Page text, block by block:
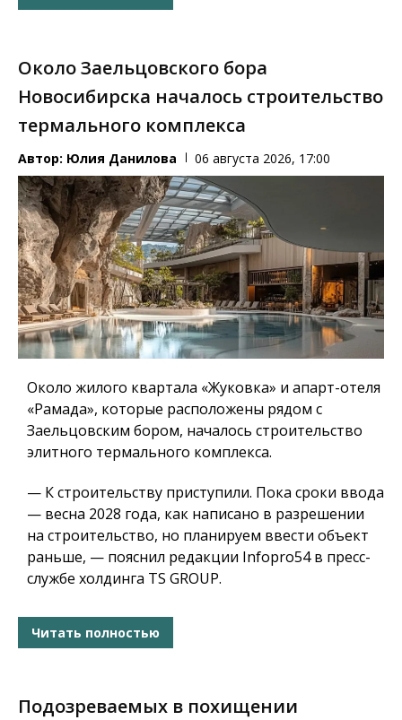
Около Заельцовского бора
Новосибирска началось строительство
термального комплекса
Автор: Юлия Данилова 06 августа 2026, 17:00
Около жилого квартала «Жуковка» и апарт-отеля
«Рамада», которые расположены рядом с
Заельцовским бором, началось строительство
элитного термального комплекса.
— К строительству приступили. Пока сроки ввода
— весна 2028 года, как написано в разрешении
на строительство, но планируем ввести объект
раньше, — пояснил редакции Infopro54 в пресс-
службе холдинга TS GROUP.
Читать полностью
Подозреваемых в похищении